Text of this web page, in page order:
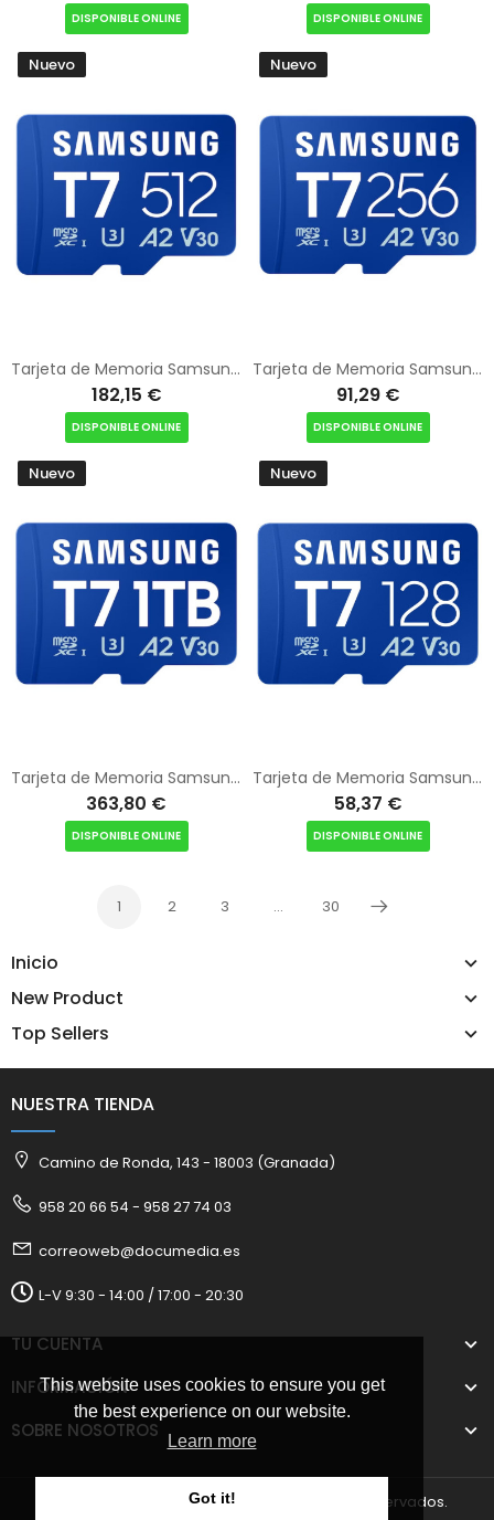
This website uses cookies to ensure you get
the best experience on our website.
Learn more
Got it!
Inicio
New Product
Top Sellers
DISPONIBLE ONLINE DISPONIBLE ONLINE
Nuevo
Tarjeta de Memoria Samsung P7 512GB microSD XC/ Clase 10/ 170MBs
182,15 €
DISPONIBLE ONLINE
Nuevo
Tarjeta de Memoria Samsung P7 256GB microSD XC/ Clase 10/ 170MBs
91,29 €
DISPONIBLE ONLINE
Nuevo
Tarjeta de Memoria Samsung P7 1TB microSD XC/ Clase 10/ 170MBs
363,80 €
DISPONIBLE ONLINE
Nuevo
Tarjeta de Memoria Samsung P7 128GB microSD XC/ Clase 10/ 170MBs
58,37 €
DISPONIBLE ONLINE
1 2 3 … 30
Siguiente
NUESTRA TIENDA
Camino de Ronda, 143 - 18003 (Granada)
958 20 66 54 - 958 27 74 03
correoweb@documedia.es
L-V 9:30 - 14:00 / 17:00 - 20:30
TU CUENTA
INFORMACIÓN
SOBRE NOSOTROS
2025 © Documedia S.L. Todos los derechos reservados.